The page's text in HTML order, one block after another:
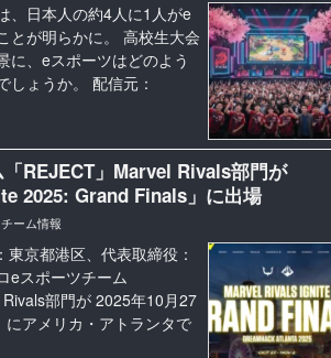
、日本人の約4人に1人がe
とが明らかに。 高校生大会
に、eスポーツはどのよう
しょうか。 配信元：
REJECT」Marvel Rivals部門が
2025: Grand Finals」に出場
ーム情報
京都港区、代表取締役：
eスポーツチーム
Rivals部門が 2025年10月27
アメリカ・アトランタで